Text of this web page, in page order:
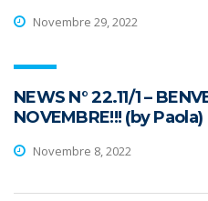
Novembre 29, 2022
NEWS N° 22.11/1 –
NOVEMBRE!!! (by Paola)
Novembre 8, 2022